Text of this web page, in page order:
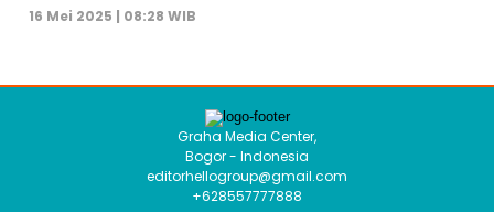
16 Mei 2025 | 08:28 WIB
Graha Media Center,
Bogor - Indonesia
editorhellogroup@gmail.com
+628557777888